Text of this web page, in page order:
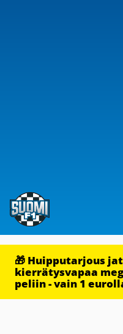
🎁 Huipputarjous
kierrätysvapaa
peliin - vain 1